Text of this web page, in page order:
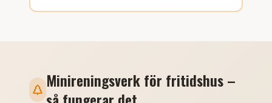
Minireningsverk för fritidshus –